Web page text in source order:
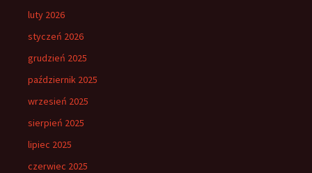
luty 2026
styczeń 2026
grudzień 2025
październik 2025
wrzesień 2025
sierpień 2025
lipiec 2025
czerwiec 2025